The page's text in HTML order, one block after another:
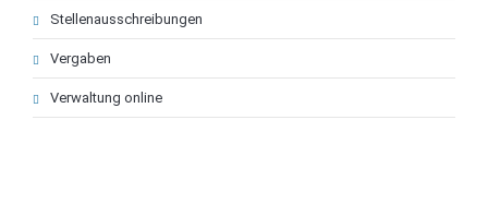
Stellenausschreibungen
Vergaben
Verwaltung online